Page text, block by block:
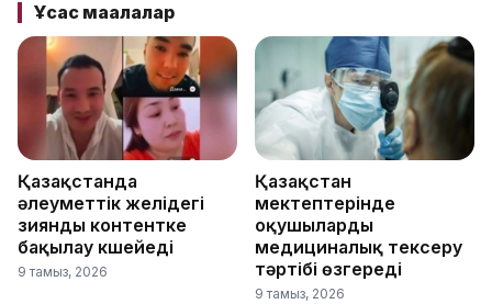
Ұқсас мақалалар
Қазақстанда
әлеуметтік желідегі
зиянды контентке
бақылау күшейеді
9 тамыз, 2026
Қазақстан
мектептерінде
оқушыларды
медициналық тексеру
тәртібі өзгереді
9 тамыз, 2026